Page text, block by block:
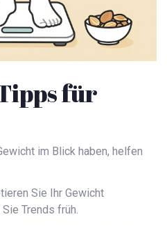
für
im Blick haben, helfen
Sie Ihr Gewicht
Trends früh.